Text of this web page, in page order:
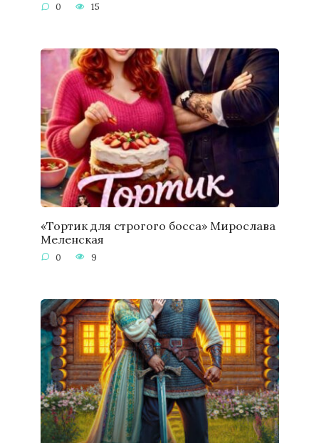
0 15
«Тортик для строгого босса» Мирослава
Меленская
0 9